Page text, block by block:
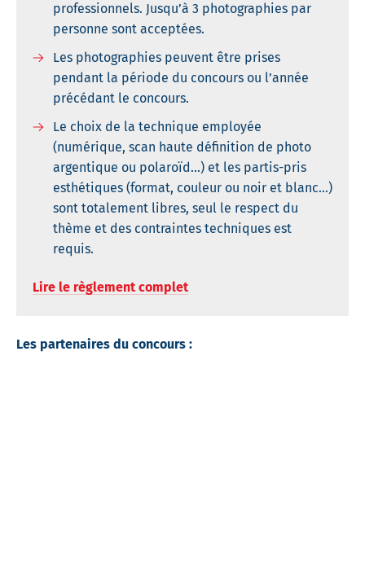
professionnels. Jusqu’à 3 photographies par
personne sont acceptées.
Les photographies peuvent être prises
pendant la période du concours ou l’année
précédant le concours.
Le choix de la technique employée
(numérique, scan haute définition de photo
argentique ou polaroïd…) et les partis-pris
esthétiques (format, couleur ou noir et blanc…)
sont totalement libres, seul le respect du
thème et des contraintes techniques est
requis.
Lire le règlement complet
Les partenaires du concours :